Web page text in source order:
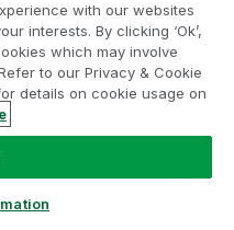
: Bu kontrol,
hem genişliğini
etkiler.
çubuk stilini ayarlar.
bir stil seçin.
4/5 kaydırma
daha ince ve daha
katılın
ile değerli QlikView
modernleştirin.
with our websites
interests. By clicking ‘Ok’,
which may involve
to our Privacy & Cookie
details on cookie usage on